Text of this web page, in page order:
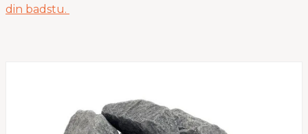
din badstu.